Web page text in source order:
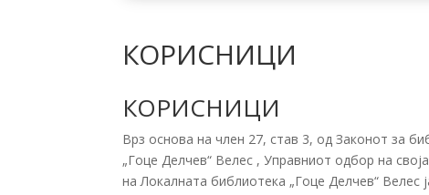
КОРИСНИЦИ
КОРИСНИЦИ
Врз основа на член 27, став 3, од Законот за
„Гоце Делчев“ Велес , Управниот одбор на
на Локалната библиотека „Гоце Делчев“ Велес